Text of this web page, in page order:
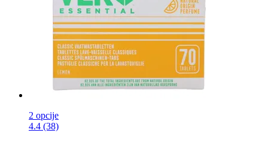
2 opcije
4.4 (38)